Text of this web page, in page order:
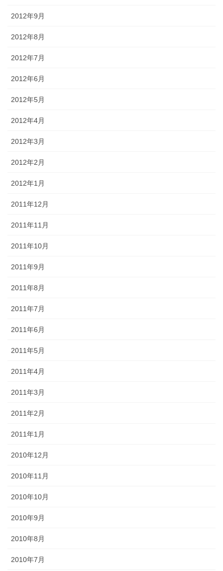
2012年9月
2012年8月
2012年7月
2012年6月
2012年5月
2012年4月
2012年3月
2012年2月
2012年1月
2011年12月
2011年11月
2011年10月
2011年9月
2011年8月
2011年7月
2011年6月
2011年5月
2011年4月
2011年3月
2011年2月
2011年1月
2010年12月
2010年11月
2010年10月
2010年9月
2010年8月
2010年7月